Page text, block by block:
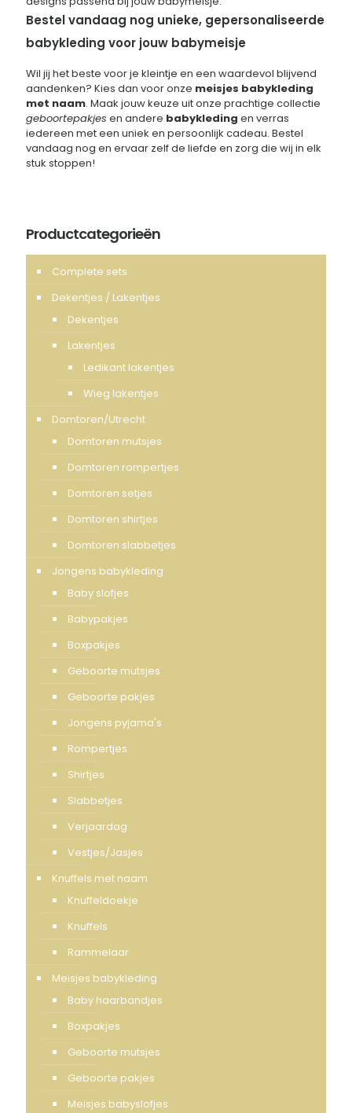
Bestel vandaag nog unieke, gepersonaliseerde
babykleding voor jouw babymeisje
Wil jij het beste voor je kleintje en een waardevol blijvend
aandenken? Kies dan voor onze meisjes babykleding
met naam. Maak jouw keuze uit onze prachtige collectie
geboortepakjes en andere babykleding en verras
iedereen met een uniek en persoonlijk cadeau. Bestel
vandaag nog en ervaar zelf de liefde en zorg die wij in elk
stuk stoppen!
Productcategorieën
Complete sets
Dekentjes / Lakentjes
Dekentjes
Lakentjes
Ledikant lakentjes
Wieg lakentjes
Domtoren/Utrecht
Domtoren mutsjes
Domtoren rompertjes
Domtoren setjes
Domtoren shirtjes
Domtoren slabbetjes
Jongens babykleding
Baby slofjes
Babypakjes
Boxpakjes
Geboorte mutsjes
Geboorte pakjes
Jongens pyjama's
Rompertjes
Shirtjes
Slabbetjes
Verjaardag
Vestjes/Jasjes
Knuffels met naam
Knuffeldoekje
Knuffels
Rammelaar
Meisjes babykleding
Baby haarbandjes
Boxpakjes
Geboorte mutsjes
Geboorte pakjes
Meisjes babyslofjes